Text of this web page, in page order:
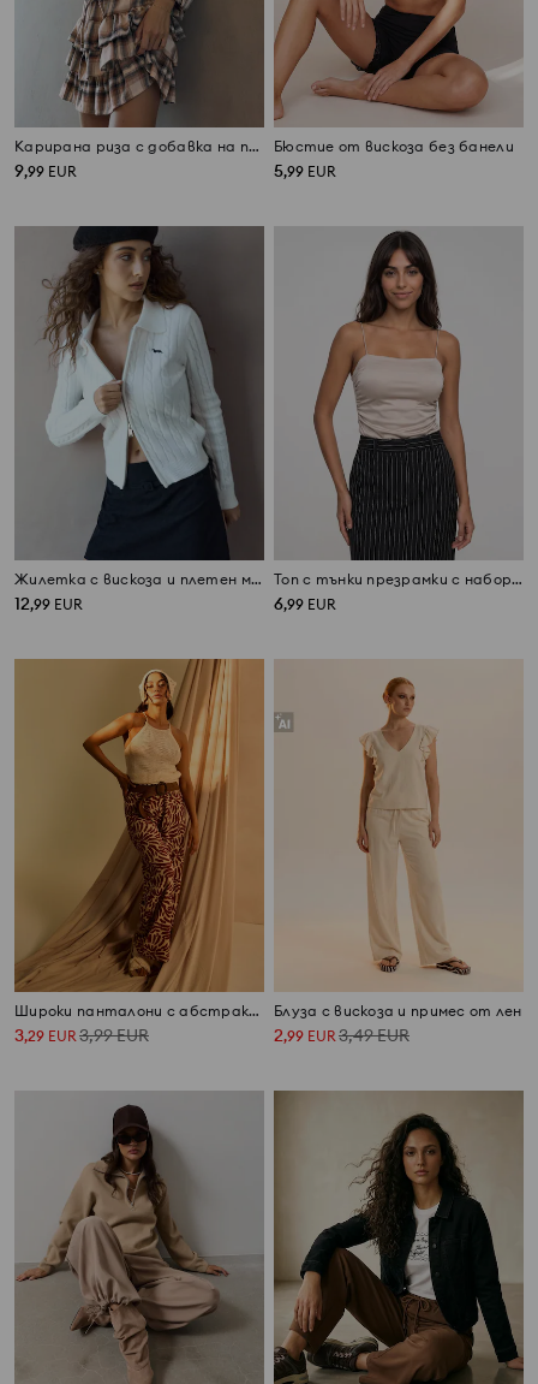
Карирана риза с добавка на памук
9,99 EUR
Бюстие от вискоза без банели
5,99 EUR
Жилетка с вискоза и плетен мотив тип плитка
12,99 EUR
Топ с тънки презрамки с набор отстрани
6,99 EUR
Широки панталони с абстрактен принт
3,29 EUR3,99EUR
Блуза с вискоза и примес от лен
2,99 EUR3,49EUR